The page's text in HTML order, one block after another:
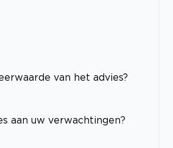
van het advies?
aan uw verwachtingen?